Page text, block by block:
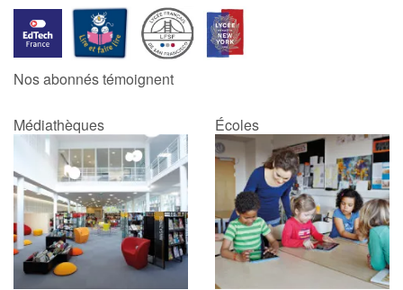
Nos abonnés témoignent
Médiathèques Écoles